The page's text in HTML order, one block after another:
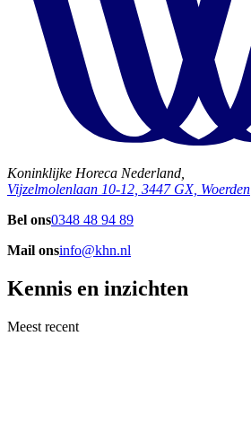
Koninklijke Horeca Nederland,
Vijzelmolenlaan 10-12, 3447 GX, Woerden
Bel ons0348 48 94 89
Mail onsinfo@khn.nl
Kennis en inzichten
Meest recent